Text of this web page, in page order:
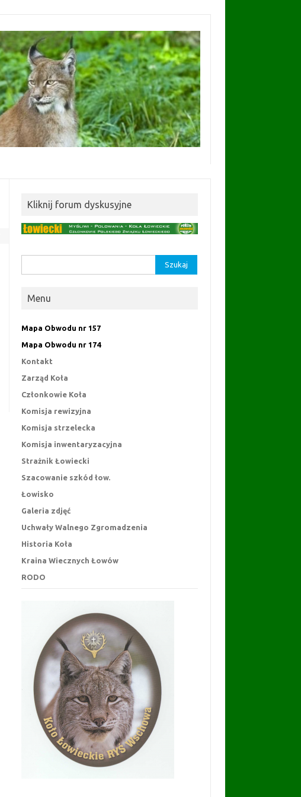
Kliknij forum dyskusyjne
Menu
Mapa Obwodu nr 157
Mapa Obwodu nr 174
Kontakt
Zarząd Koła
Członkowie Koła
Komisja rewizyjna
Komisja strzelecka
Komisja inwentaryzacyjna
Strażnik Łowiecki
Szacowanie szkód łow.
Łowisko
Galeria zdjęć
Uchwały Walnego Zgromadzenia
Historia Koła
Kraina Wiecznych Łowów
RODO